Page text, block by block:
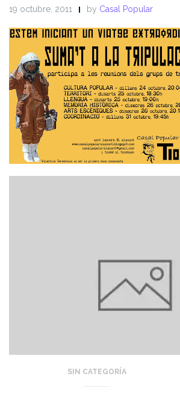
19 octubre, 2011 by Casal Popular
SIN CATEGORÍA